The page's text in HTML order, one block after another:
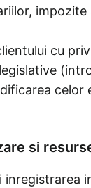
impozite
cu
celor
si